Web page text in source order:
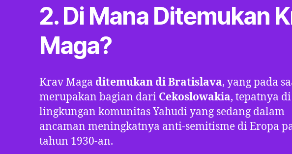
2. Di Mana Ditemukan
Maga?
Krav Maga ditemukan di Bratislava, yang pada
merupakan bagian dari Cekoslowakia, tepatnya di
lingkungan komunitas Yahudi yang sedang dalam
ancaman meningkatnya anti-semitisme di Eropa
tahun 1930-an.